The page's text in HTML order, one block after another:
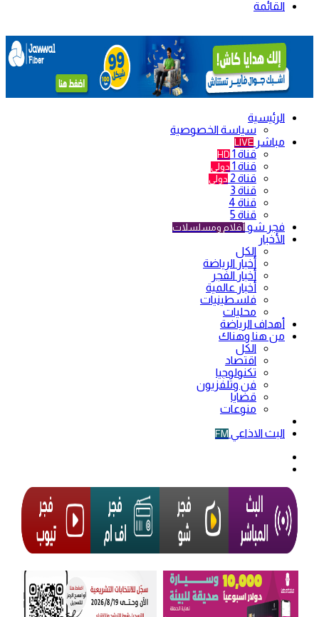
القائمة
الرئيسية
سياسة الخصوصية
مباشر LIVE
قناة 1 HD
قناة 1 دولي
قناة 2 دولي
قناة 3
قناة 4
قناة 5
فجر شو أفلام ومسلسلات
الأخبار
الكل
أخبار الرياضة
أخبار الفجر
أخبار عالمية
فلسطينيات
محليات
أهداف الرياضة
من هنا وهناك
الكل
اقتصاد
تكنولوجيا
فن وتلفزيون
قضايا
منوعات
البث الاذاعي FM